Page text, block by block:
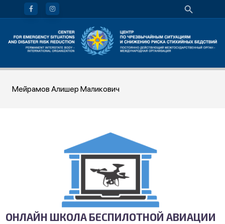
Мейрамов Алишер Маликович
ОНЛАЙН ШКОЛА БЕСПИЛОТНОЙ АВИАЦИИ